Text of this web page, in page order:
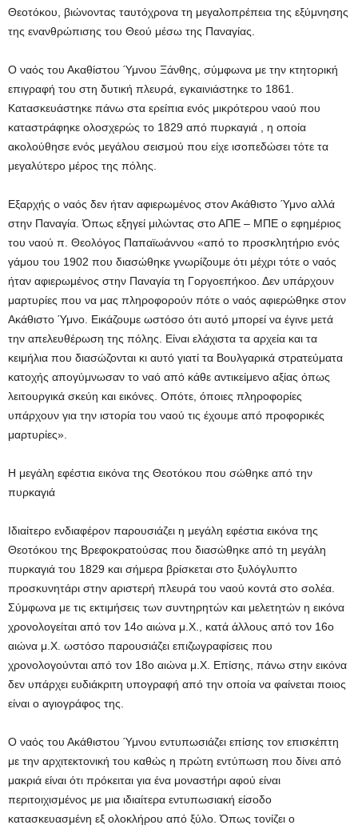
Θεοτόκου, βιώνοντας ταυτόχρονα τη μεγαλοπρέπεια της εξύμνησης
της ενανθρώπισης του Θεού μέσω της Παναγίας.
Ο ναός του Ακαθίστου Ύμνου Ξάνθης, σύμφωνα με την κτητορική
επιγραφή του στη δυτική πλευρά, εγκαινιάστηκε το 1861.
Κατασκευάστηκε πάνω στα ερείπια ενός μικρότερου ναού που
καταστράφηκε ολοσχερώς το 1829 από πυρκαγιά , η οποία
ακολούθησε ενός μεγάλου σεισμού που είχε ισοπεδώσει τότε τα
μεγαλύτερο μέρος της πόλης.
Εξαρχής ο ναός δεν ήταν αφιερωμένος στον Ακάθιστο Ύμνο αλλά
στην Παναγία. Όπως εξηγεί μιλώντας στο ΑΠΕ – ΜΠΕ ο εφημέριος
του ναού π. Θεολόγος Παπαϊωάννου «από το προσκλητήριο ενός
γάμου του 1902 που διασώθηκε γνωρίζουμε ότι μέχρι τότε ο ναός
ήταν αφιερωμένος στην Παναγία τη Γοργοεπήκοο. Δεν υπάρχουν
μαρτυρίες που να μας πληροφορούν πότε ο ναός αφιερώθηκε στον
Ακάθιστο Ύμνο. Εικάζουμε ωστόσο ότι αυτό μπορεί να έγινε μετά
την απελευθέρωση της πόλης. Είναι ελάχιστα τα αρχεία και τα
κειμήλια που διασώζονται κι αυτό γιατί τα Βουλγαρικά στρατεύματα
κατοχής απογύμνωσαν το ναό από κάθε αντικείμενο αξίας όπως
λειτουργικά σκεύη και εικόνες. Οπότε, όποιες πληροφορίες
υπάρχουν για την ιστορία του ναού τις έχουμε από προφορικές
μαρτυρίες».
Η μεγάλη εφέστια εικόνα της Θεοτόκου που σώθηκε από την
πυρκαγιά
Ιδιαίτερο ενδιαφέρον παρουσιάζει η μεγάλη εφέστια εικόνα της
Θεοτόκου της Βρεφοκρατούσας που διασώθηκε από τη μεγάλη
πυρκαγιά του 1829 και σήμερα βρίσκεται στο ξυλόγλυπτο
προσκυνητάρι στην αριστερή πλευρά του ναού κοντά στο σολέα.
Σύμφωνα με τις εκτιμήσεις των συντηρητών και μελετητών η εικόνα
χρονολογείται από τον 14ο αιώνα μ.Χ., κατά άλλους από τον 16ο
αιώνα μ.Χ. ωστόσο παρουσιάζει επιζωγραφίσεις που
χρονολογούνται από τον 18ο αιώνα μ.Χ. Επίσης, πάνω στην εικόνα
δεν υπάρχει ευδιάκριτη υπογραφή από την οποία να φαίνεται ποιος
είναι ο αγιογράφος της.
Ο ναός του Ακάθιστου Ύμνου εντυπωσιάζει επίσης τον επισκέπτη
με την αρχιτεκτονική του καθώς η πρώτη εντύπωση που δίνει από
μακριά είναι ότι πρόκειται για ένα μοναστήρι αφού είναι
περιτοιχισμένος με μια ιδιαίτερα εντυπωσιακή είσοδο
κατασκευασμένη εξ ολοκλήρου από ξύλο. Όπως τονίζει ο